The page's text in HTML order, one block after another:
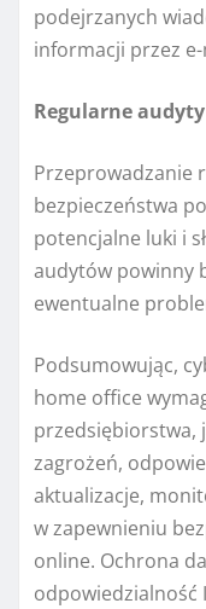
podejrzanych
informacji przez
Regularne
Przeprowadzanie
bezpieczeństwa
potencjalne luki i
audytów powinny
ewentualne
Podsumowując,
home office
przedsiębiorstwa,
zagrożeń,
aktualizacje,
w zapewnieniu
online. Ochrona
odpowiedzialność